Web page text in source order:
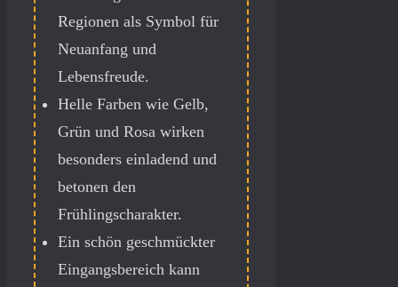
Regionen als Symbol für
Neuanfang und
Lebensfreude.
Helle Farben wie Gelb,
Grün und Rosa wirken
besonders einladend und
betonen den
Frühlingscharakter.
Ein schön geschmückter
Eingangsbereich kann